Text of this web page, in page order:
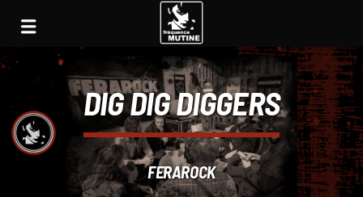
DIG DIG DIGGERS
FERAROCK